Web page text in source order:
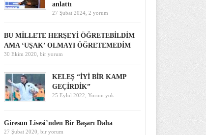
anlattı
27 Şubat 2024, 2 yorum
BU MİLLETE HERŞEYİ ÖĞRETEBİLDİM
AMA ‘UŞAK’ OLMAYI ÖĞRETEMEDİM
30 Ekim 2020, bir yorum
KELEŞ “İYİ BİR KAMP
GEÇİRDİK”
25 Eylül 2022, Yorum yok
Giresun Lisesi’nden Bir Başarı Daha
27 Şubat 2020, bir yorum